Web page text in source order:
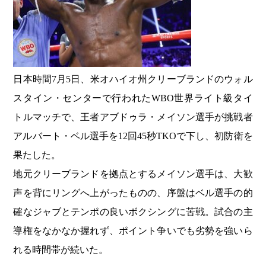
日本時間7月5日、米オハイオ州クリーブランドのウォル
スタイン・センターで行われたWBO世界ライト級タイ
トルマッチで、王者アブドゥラ・メイソン選手が挑戦者
アルバート・ベル選手を12回45秒TKOで下し、初防衛を
果たした。
地元クリーブランドを拠点とするメイソン選手は、大歓
声を背にリングへ上がったものの、序盤はベル選手の的
確なジャブとテンポの良いボクシングに苦戦。試合の主
導権をなかなか握れず、ポイント争いでも劣勢を強いら
れる時間帯が続いた。